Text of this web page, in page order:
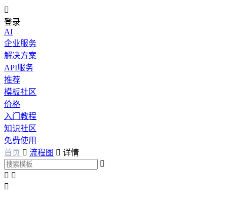

登录
AI
企业服务
解决方案
API服务
推荐
模板社区
价格
入门教程
知识社区
免费使用
首页  流程图  详情

 
